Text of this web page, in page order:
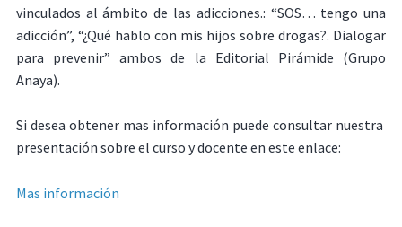
vinculados al ámbito de las adicciones.: “SOS… tengo una
adicción”, “¿Qué hablo con mis hijos sobre drogas?. Dialogar
para prevenir” ambos de la Editorial Pirámide (Grupo
Anaya).
Si desea obtener mas información puede consultar nuestra
presentación sobre el curso y docente en este enlace:
Mas información